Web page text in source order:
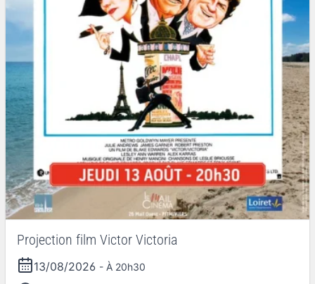
Projection film Victor Victoria
13/08/2026 - À 20h30